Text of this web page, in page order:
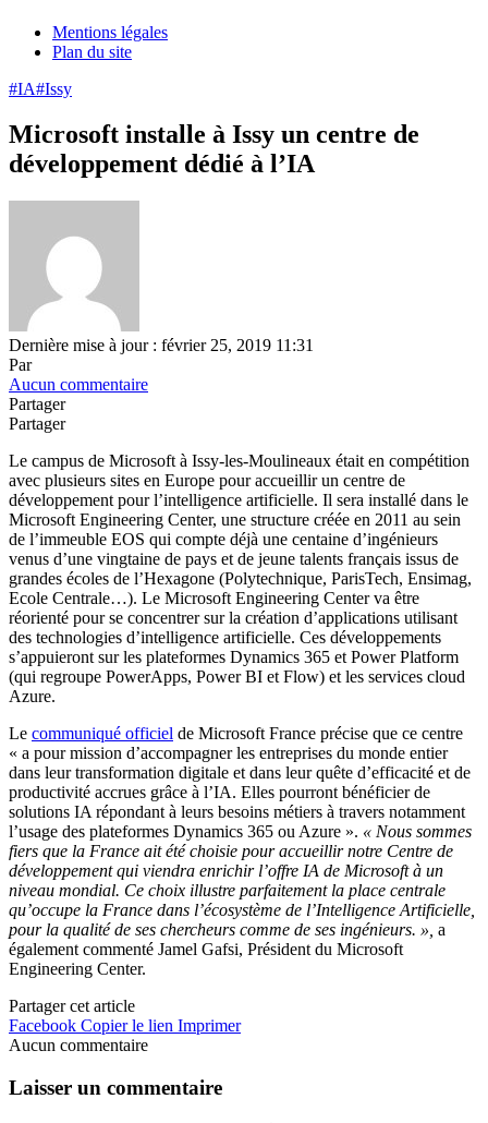
Mentions légales
Plan du site
#IA#Issy
Microsoft installe à Issy un centre de
développement dédié à l’IA
Dernière mise à jour : février 25, 2019 11:31
Par
Aucun commentaire
Partager
Partager
Le campus de Microsoft à Issy-les-Moulineaux était en compétition
avec plusieurs sites en Europe pour accueillir un centre de
développement pour l’intelligence artificielle. Il sera installé dans le
Microsoft Engineering Center, une structure créée en 2011 au sein
de l’immeuble EOS qui compte déjà une centaine d’ingénieurs
venus d’une vingtaine de pays et de jeune talents français issus de
grandes écoles de l’Hexagone (Polytechnique, ParisTech, Ensimag,
Ecole Centrale…). Le Microsoft Engineering Center va être
réorienté pour se concentrer sur la création d’applications utilisant
des technologies d’intelligence artificielle. Ces développements
s’appuieront sur les plateformes Dynamics 365 et Power Platform
(qui regroupe PowerApps, Power BI et Flow) et les services cloud
Azure.
Le communiqué officiel de Microsoft France précise que ce centre
« a pour mission d’accompagner les entreprises du monde entier
dans leur transformation digitale et dans leur quête d’efficacité et de
productivité accrues grâce à l’IA. Elles pourront bénéficier de
solutions IA répondant à leurs besoins métiers à travers notamment
l’usage des plateformes Dynamics 365 ou Azure ». « Nous sommes
fiers que la France ait été choisie pour accueillir notre Centre de
développement qui viendra enrichir l’offre IA de Microsoft à un
niveau mondial. Ce choix illustre parfaitement la place centrale
qu’occupe la France dans l’écosystème de l’Intelligence Artificielle,
pour la qualité de ses chercheurs comme de ses ingénieurs. », a
également commenté Jamel Gafsi, Président du Microsoft
Engineering Center.
Partager cet article
Facebook Copier le lien Imprimer
Aucun commentaire
Laisser un commentaire